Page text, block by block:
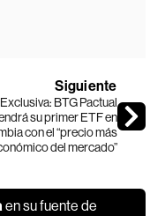
Siguiente
Exclusiva: BTG Pactual
su primer ETF en
con el “precio más
del mercado”
en su fuente de